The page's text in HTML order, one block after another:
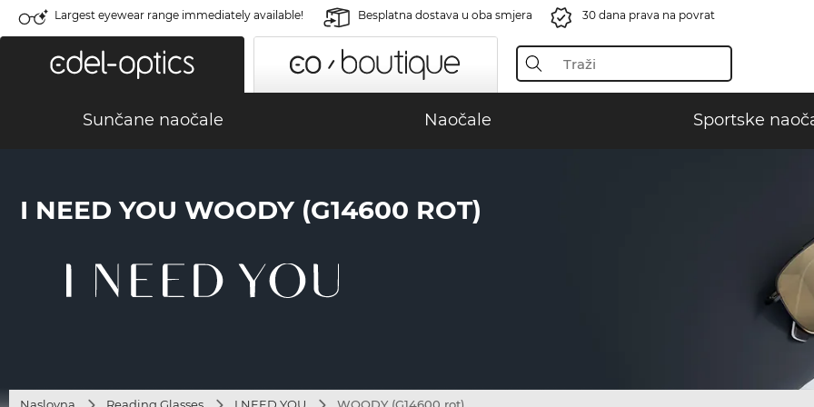
Largest eyewear range immediately available! Besplatna dostava u oba smjera 30 dana prava na povrat
Sunčane naočale Naočale Sportske
I NEED YOU WOODY (G14600 ROT)